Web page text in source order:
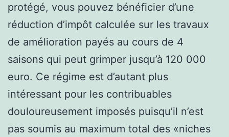
protégé, vous pouvez bénéficier d’une
réduction d’impôt calculée sur les travaux
de amélioration payés au cours de 4
saisons qui peut grimper jusqu’à 120 000
euro. Ce régime est d’autant plus
intéressant pour les contribuables
douloureusement imposés puisqu’il n’est
pas soumis au maximum total des «niches